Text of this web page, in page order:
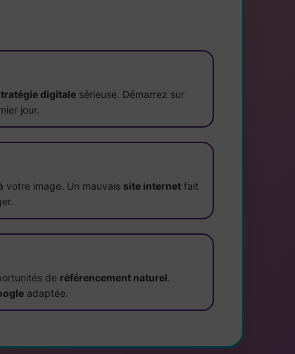
digitale sérieuse. Démarrez sur
jour.
votre image. Un mauvais site internet fait
de référencement naturel.
adaptée.